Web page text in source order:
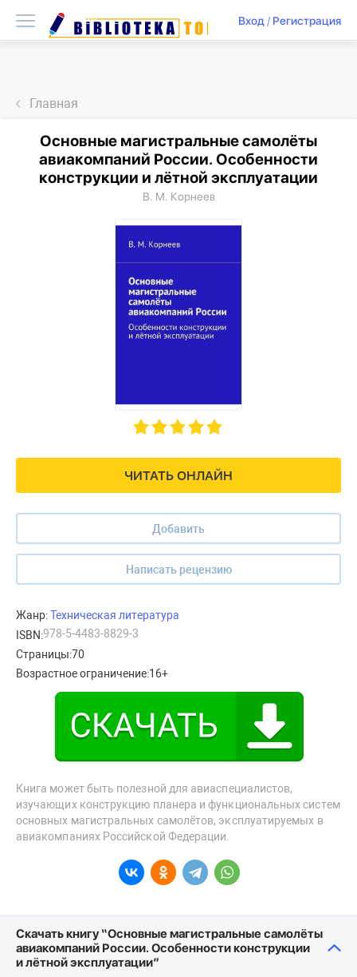
Вход/ Регистрация
Главная
ЧИТАТЬ ОНЛАЙН
Добавить
Написать рецензию
Основные магистральные самолёты
авиакомпаний России. Особенности
конструкции и лётной эксплуатации
В. М. Корнеев
Жанр:Техническая литература
ISBN:978-5-4483-8829-3
Страницы:70
Возрастное ограничение:16+
Книга может быть полезной для авиаспециалистов,
изучающих конструкцию планера и функциональных систем
основных магистральных самолётов, эксплуатируемых в
авиакомпаниях Российской Федерации.
Скачать книгу “Основные магистральные самолёты
авиакомпаний России. Особенности конструкции
и лётной эксплуатации”